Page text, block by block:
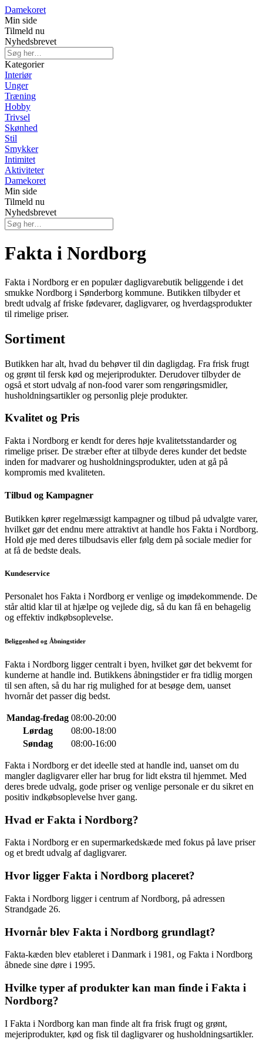
Damekoret
Min side
Tilmeld nu
Nyhedsbrevet
Kategorier
Interiør
Unger
Træning
Hobby
Trivsel
Skønhed
Stil
Smykker
Intimitet
Aktiviteter
Damekoret
Min side
Tilmeld nu
Nyhedsbrevet
Fakta i Nordborg
Fakta i Nordborg er en populær dagligvarebutik beliggende i det
smukke Nordborg i Sønderborg kommune. Butikken tilbyder et
bredt udvalg af friske fødevarer, dagligvarer, og hverdagsprodukter
til rimelige priser.
Sortiment
Butikken har alt, hvad du behøver til din dagligdag. Fra frisk frugt
og grønt til fersk kød og mejeriprodukter. Derudover tilbyder de
også et stort udvalg af non-food varer som rengøringsmidler,
husholdningsartikler og personlig pleje produkter.
Kvalitet og Pris
Fakta i Nordborg er kendt for deres høje kvalitetsstandarder og
rimelige priser. De stræber efter at tilbyde deres kunder det bedste
inden for madvarer og husholdningsprodukter, uden at gå på
kompromis med kvaliteten.
Tilbud og Kampagner
Butikken kører regelmæssigt kampagner og tilbud på udvalgte varer,
hvilket gør det endnu mere attraktivt at handle hos Fakta i Nordborg.
Hold øje med deres tilbudsavis eller følg dem på sociale medier for
at få de bedste deals.
Kundeservice
Personalet hos Fakta i Nordborg er venlige og imødekommende. De
står altid klar til at hjælpe og vejlede dig, så du kan få en behagelig
og effektiv indkøbsoplevelse.
Beliggenhed og Åbningstider
Fakta i Nordborg ligger centralt i byen, hvilket gør det bekvemt for
kunderne at handle ind. Butikkens åbningstider er fra tidlig morgen
til sen aften, så du har rig mulighed for at besøge dem, uanset
hvornår det passer dig bedst.
Mandag-fredag 08:00-20:00
Lørdag
08:00-18:00
Søndag
08:00-16:00
Fakta i Nordborg er det ideelle sted at handle ind, uanset om du
mangler dagligvarer eller har brug for lidt ekstra til hjemmet. Med
deres brede udvalg, gode priser og venlige personale er du sikret en
positiv indkøbsoplevelse hver gang.
Hvad er Fakta i Nordborg?
Fakta i Nordborg er en supermarkedskæde med fokus på lave priser
og et bredt udvalg af dagligvarer.
Hvor ligger Fakta i Nordborg placeret?
Fakta i Nordborg ligger i centrum af Nordborg, på adressen
Strandgade 26.
Hvornår blev Fakta i Nordborg grundlagt?
Fakta-kæden blev etableret i Danmark i 1981, og Fakta i Nordborg
åbnede sine døre i 1995.
Hvilke typer af produkter kan man finde i Fakta i
Nordborg?
I Fakta i Nordborg kan man finde alt fra frisk frugt og grønt,
mejeriprodukter, kød og fisk til dagligvarer og husholdningsartikler.